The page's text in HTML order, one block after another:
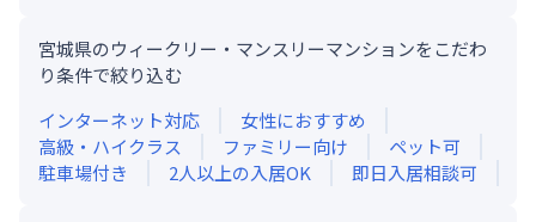
宮城県のウィークリー・マンスリーマンションをこだわ
り条件で絞り込む
インターネット対応
女性におすすめ
高級・ハイクラス
ファミリー向け
ペット可
駐車場付き
2人以上の入居OK 即日入居相談可